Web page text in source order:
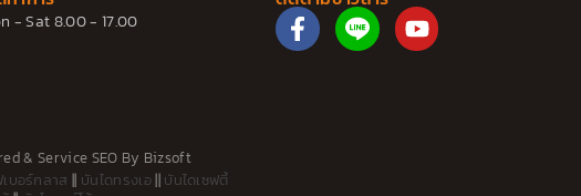
- Sat 8.00 - 17.00 F
a
Y
o
& Service SEO By Bizsoft
บอร์กลาส || บันไดทรงเอ|| บันไดเซฟตี้